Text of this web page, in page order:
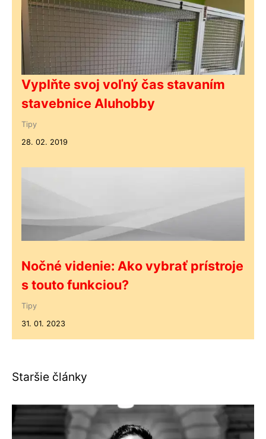
Vyplňte svoj voľný čas stavaním
stavebnice Aluhobby
Tipy
28. 02. 2019
Nočné videnie: Ako vybrať prístroje
s touto funkciou?
Tipy
31. 01. 2023
Staršie články